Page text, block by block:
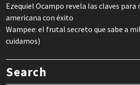
Ezequiel Ocampo revela las claves para
americana con éxito
Wampee: el frutal secreto que sabe a
cuidamos)
Search